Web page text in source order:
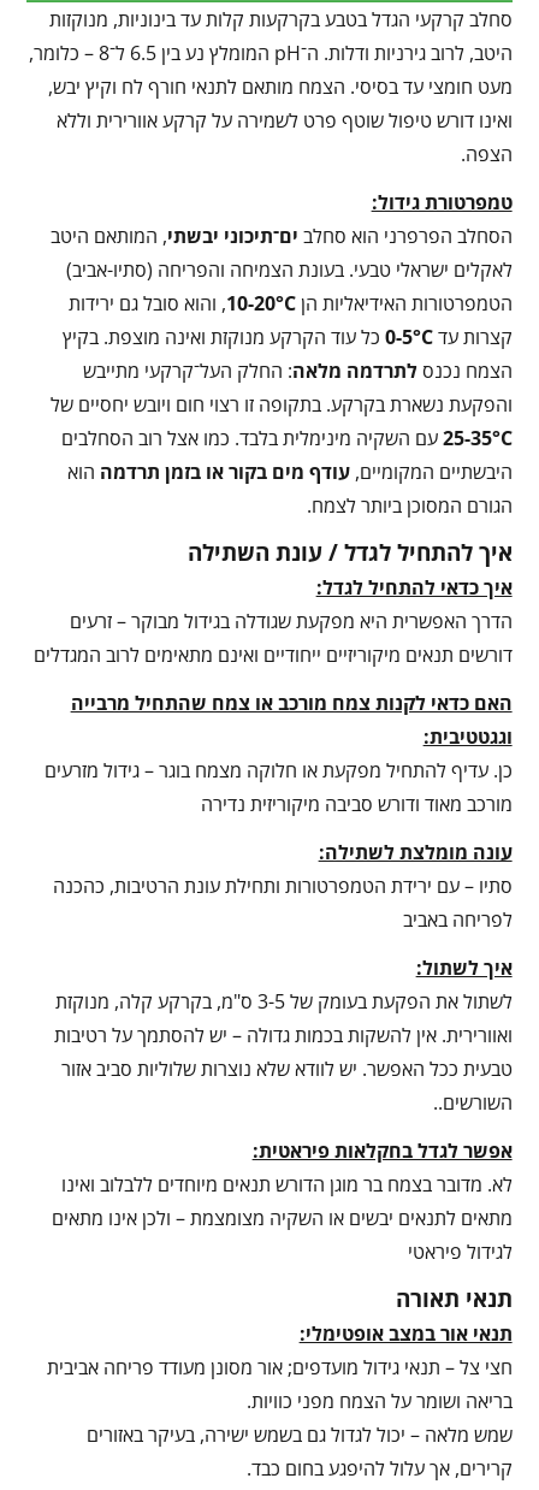
סחלב קרקעי הגדל בטבע בקרקעות קלות עד בינוניות, מנוקזות
היטב, לרוב גירניות ודלות. ה־pH המומלץ נע בין 6.5 ל־8 – כלומר,
מעט חומצי עד בסיסי. הצמח מותאם לתנאי חורף לח וקיץ יבש,
ואינו דורש טיפול שוטף פרט לשמירה על קרקע אוורירית וללא
הצפה.
טמפרטורת גידול:
הסחלב הפרפרני הוא סחלב ים־תיכוני יבשתי, המותאם היטב
לאקלים ישראלי טבעי. בעונת הצמיחה והפריחה (סתיו-אביב)
הטמפרטורות האידיאליות הן10-20°C, והוא סובל גם ירידות
קצרות עד0-5°C כל עוד הקרקע מנוקזת ואינה מוצפת. בקיץ
הצמח נכנסלתרדמה מלאה: החלק העל־קרקעי מתייבש
והפקעת נשארת בקרקע. בתקופה זו רצוי חום ויובש יחסיים של
25-35°Cעם השקיה מינימלית בלבד. כמו אצל רוב הסחלבים
היבשתיים המקומיים,עודף מים בקור או בזמן תרדמה הוא
הגורם המסוכן ביותר לצמח.
איך להתחיל לגדל / עונת השתילה
איך כדאי להתחיל לגדל:
הדרך האפשרית היא מפקעת שגודלה בגידול מבוקר – זרעים
דורשים תנאים מיקוריזיים ייחודיים ואינם מתאימים לרוב המגדלים
האם כדאי לקנות צמח מורכב או צמח שהתחיל מרבייה
וגגטטיבית:
כן. עדיף להתחיל מפקעת או חלוקה מצמח בוגר – גידול מזרעים
מורכב מאוד ודורש סביבה מיקוריזית נדירה
עונה מומלצת לשתילה:
סתיו – עם ירידת הטמפרטורות ותחילת עונת הרטיבות, כהכנה
לפריחה באביב
איך לשתול:
לשתול את הפקעת בעומק של 3-5 ס"מ, בקרקע קלה, מנוקזת
ואוורירית. אין להשקות בכמות גדולה – יש להסתמך על רטיבות
טבעית ככל האפשר. יש לוודא שלא נוצרות שלוליות סביב אזור
השורשים..
אפשר לגדל בחקלאות פיראטית:
לא. מדובר בצמח בר מוגן הדורש תנאים מיוחדים ללבלוב ואינו
מתאים לתנאים יבשים או השקיה מצומצמת – ולכן אינו מתאים
לגידול פיראטי
תנאי תאורה
תנאי אור במצב אופטימלי:
חצי צל – תנאי גידול מועדפים; אור מסונן מעודד פריחה אביבית
בריאה ושומר על הצמח מפני כוויות.
שמש מלאה – יכול לגדול גם בשמש ישירה, בעיקר באזורים
קרירים, אך עלול להיפגע בחום כבד.